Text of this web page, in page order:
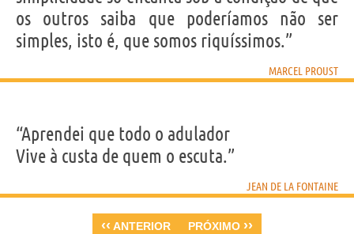
os outros saiba que poderíamos não ser
simples, isto é, que somos riquíssimos.”
MARCEL PROUST
“Aprendei que todo o adulador
Vive à custa de quem o escuta.”
JEAN DE LA FONTAINE
‹‹ ANTERIOR PRÓXIMO ››